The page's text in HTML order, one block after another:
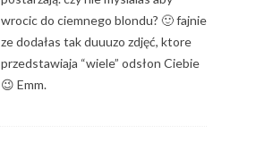
wrocic do ciemnego blondu? 🙂 fajnie
ze dodałas tak duuuzo zdjęć, ktore
przedstawiaja “wiele” odsłon Ciebie
😉 Emm.